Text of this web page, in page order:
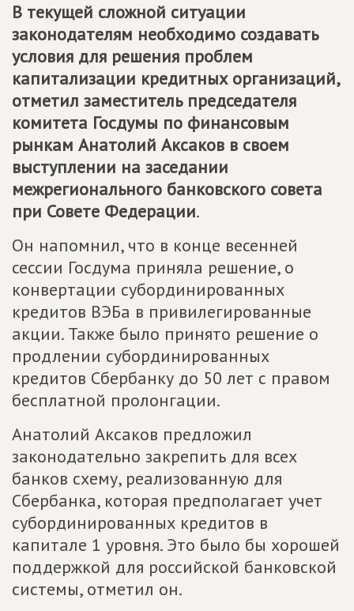
В текущей сложной ситуации
законодателям необходимо создавать
условия для решения проблем
капитализации кредитных организаций,
отметил заместитель председателя
комитета Госдумы по финансовым
рынкам Анатолий Аксаков в своем
выступлении на заседании
межрегионального банковского совета
при Совете Федерации.
Он напомнил, что в конце весенней
сессии Госдума приняла решение, о
конвертации субординированных
кредитов ВЭБа в привилегированные
акции. Также было принято решение о
продлении субординированных
кредитов Сбербанку до 50 лет с правом
бесплатной пролонгации.
Анатолий Аксаков предложил
законодательно закрепить для всех
банков схему, реализованную для
Сбербанка, которая предполагает учет
субординированных кредитов в
капитале 1 уровня. Это было бы хорошей
поддержкой для российской банковской
системы, отметил он.